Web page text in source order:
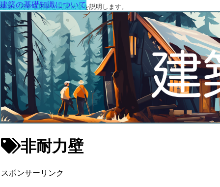
建築に関する用語と関連法令を説明します。
非耐力壁
スポンサーリンク
建築の基礎知識について